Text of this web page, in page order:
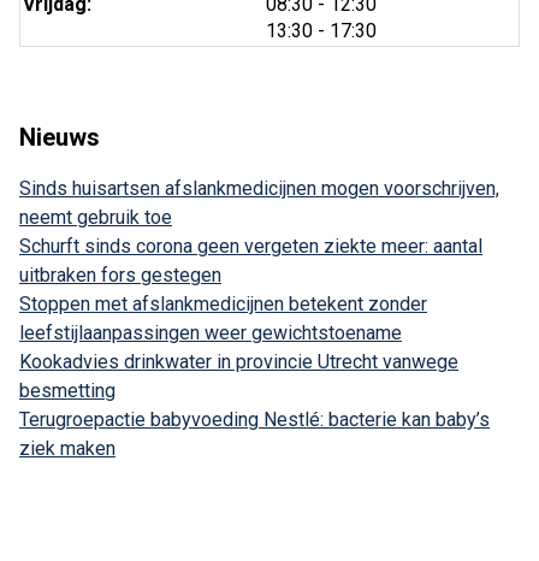
13:30 tot
- 17:30
Nieuws
Sinds huisartsen afslankmedicijnen mogen voorschrijven,
neemt gebruik toe
Schurft sinds corona geen vergeten ziekte meer: aantal
uitbraken fors gestegen
Stoppen met afslankmedicijnen betekent zonder
leefstijlaanpassingen weer gewichtstoename
Kookadvies drinkwater in provincie Utrecht vanwege
besmetting
Terugroepactie babyvoeding Nestlé: bacterie kan baby’s
ziek maken